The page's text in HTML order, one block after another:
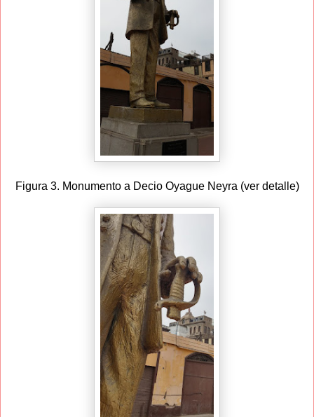
Figura 3. Monumento a Decio Oyague Neyra (ver detalle)